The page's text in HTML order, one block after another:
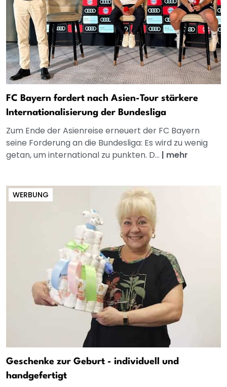
FC Bayern fordert nach Asien-Tour stärkere
Internationalisierung der Bundesliga
Zum Ende der Asienreise erneuert der FC Bayern
seine Forderung an die Bundesliga: Es wird zu wenig
getan, um international zu punkten. D... | mehr
WERBUNG
Geschenke zur Geburt - individuell und
handgefertigt